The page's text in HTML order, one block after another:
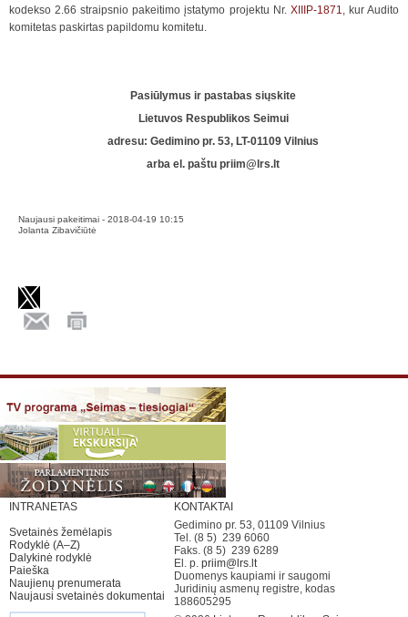
kodekso 2.66 straipsnio pakeitimo įstatymo projektu Nr. XIIIP-1871, kur Audito
komitetas paskirtas papildomu komitetu.
Pasiūlymus ir pastabas siųskite
Lietuvos Respublikos Seimui
adresu: Gedimino pr. 53, LT-01109 Vilnius
arba el. paštu priim@lrs.lt
Naujausi pakeitimai - 2018-04-19 10:15
Jolanta Zibavičiūtė
INTRANETAS
Svetainės žemėlapis
Rodyklė (A–Z)
Dalykinė rodyklė
Paieška
Naujienų prenumerata
Naujausi svetainės dokumentai
KONTAKTAI
Gedimino pr. 53, 01109 Vilnius
Tel. (8 5) 239 6060
Faks. (8 5) 239 6289
El. p. priim@lrs.lt
Duomenys kaupiami ir saugomi
Juridinių asmenų registre, kodas
188605295